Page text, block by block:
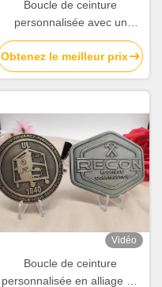
Boucle de ceinture
personnalisée avec un
matériau en alliage de zinc
et un logo personnalisé de
3,5 pouces pour un style
personnalisé
Obtenez le meilleur prix
Vidéo
Boucle de ceinture
personnalisée en alliage de